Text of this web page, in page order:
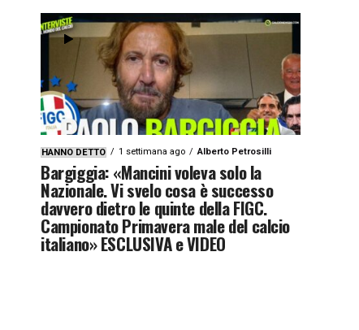
HANNO DETTO 1 settimana ago Alberto Petrosilli
Bargiggia: «Mancini voleva solo la
Nazionale. Vi svelo cosa è successo
davvero dietro le quinte della FIGC.
Campionato Primavera male del calcio
italiano» ESCLUSIVA e VIDEO